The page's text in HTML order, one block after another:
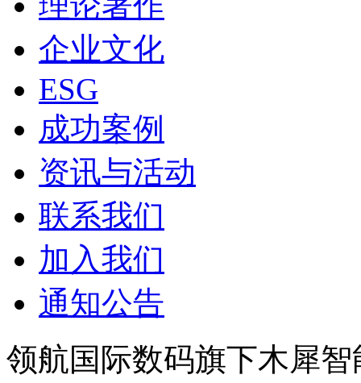
企业文化
ESG
成功案例
资讯与活动
联系我们
加入我们
通知公告
领航国际数码旗下木犀智